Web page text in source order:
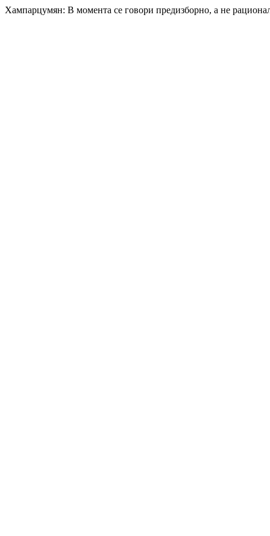
Хампарцумян: В момента се говори предизборно, а не